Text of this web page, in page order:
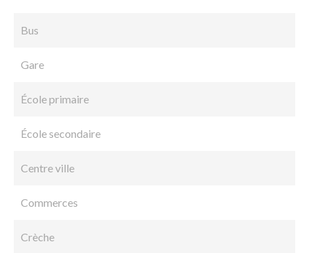
Bus
Gare
École primaire
École secondaire
Centre ville
Commerces
Crèche